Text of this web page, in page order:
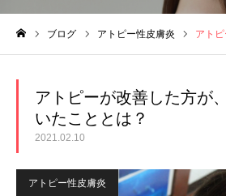
ブログ アトピー性皮膚炎 アトピーが
アトピーが改善した方が
いたこととは？
2021.02.10
アトピー性皮膚炎